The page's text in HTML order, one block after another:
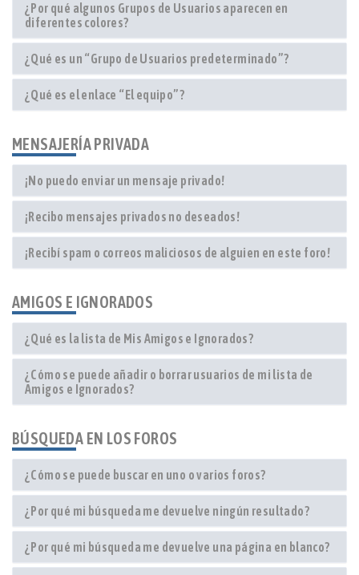
¿Por qué algunos Grupos de Usuarios aparecen en
diferentes colores?
¿Qué es un “Grupo de Usuarios predeterminado”?
¿Qué es el enlace “El equipo”?
MENSAJERÍA PRIVADA
¡No puedo enviar un mensaje privado!
¡Recibo mensajes privados no deseados!
¡Recibí spam o correos maliciosos de alguien en este foro!
AMIGOS E IGNORADOS
¿Qué es la lista de Mis Amigos e Ignorados?
¿Cómo se puede añadir o borrar usuarios de mi lista de
Amigos e Ignorados?
BÚSQUEDA EN LOS FOROS
¿Cómo se puede buscar en uno o varios foros?
¿Por qué mi búsqueda me devuelve ningún resultado?
¿Por qué mi búsqueda me devuelve una página en blanco?